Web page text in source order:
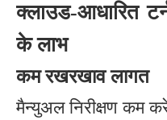
क्लाउड-आधारित
के लाभ
कम रखरखाव लागत
मैन्युअल निरीक्षण कम